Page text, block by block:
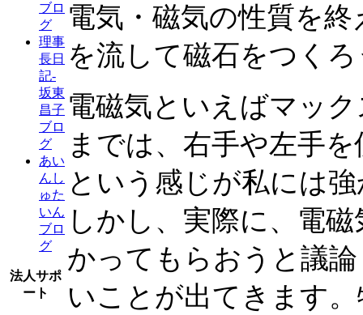
ブロ
グ
理事
長日
記-
坂東
昌子
ブロ
グ
あい
んし
ゅた
いん
ブロ
グ
法人サポ
ート
電気・磁気の性質を
を流して磁石をつく
電磁気といえばマッ
までは、右手や左手
という感じが私には
しかし、実際に、電
かってもらおうと議
いことが出てきます